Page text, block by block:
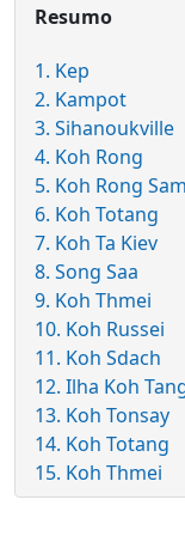
Resumo
1. Kep
2. Kampot
3. Sihanoukville
4. Koh Rong
5. Koh Rong
6. Koh Totang
7. Koh Ta Kiev
8. Song Saa
9. Koh Thmei
10. Koh Russei
11. Koh Sdach
12. Ilha Koh
13. Koh Tonsay
14. Koh Totang
15. Koh Thmei